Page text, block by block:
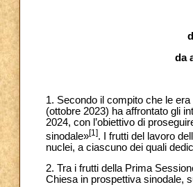
da
1. Secondo il compito che le
(ottobre 2023) ha affrontato gli
2024, con l’obiettivo di
sinodale»[1]. I frutti del lavoro
nuclei, a ciascuno dei quali
2. Tra i frutti della Prima
Chiesa in prospettiva sinodale,